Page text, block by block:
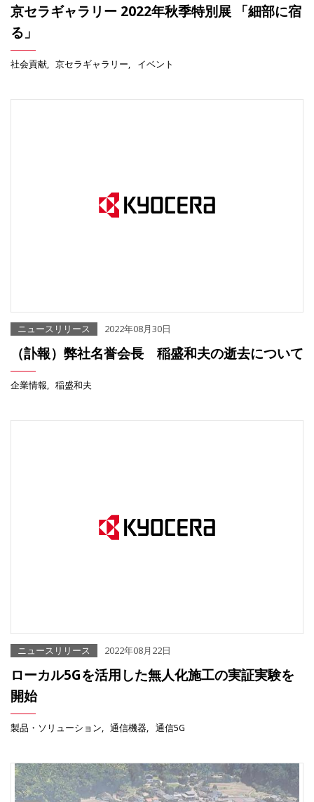
京セラギャラリー 2022年秋季特別展 「細部に宿
る」
社会貢献 京セラギャラリー イベント
ニュースリリース 2022年08月30日
（訃報）弊社名誉会長 稲盛和夫の逝去について
企業情報 稲盛和夫
ニュースリリース 2022年08月22日
ローカル5Gを活用した無人化施工の実証実験を
開始
製品・ソリューション 通信機器 通信5G